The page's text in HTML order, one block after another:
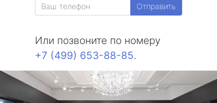
Отправить
Или позвоните по номеру
+7 (499) 653-88-85.